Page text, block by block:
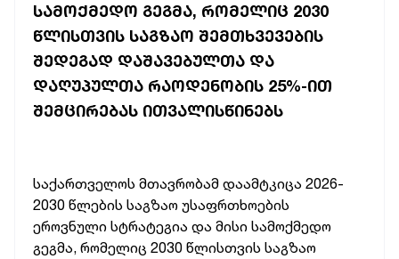
ᲡᲐᲛᲝᲥᲛᲔᲓᲝ ᲒᲔᲒᲛᲐ, ᲠᲝᲛᲔᲚᲘᲪ 2030
ᲬᲚᲘᲡᲗᲕᲘᲡ ᲡᲐᲒᲖᲐᲝ ᲨᲔᲛᲗᲮᲕᲔᲕᲔᲑᲘᲡ
ᲨᲔᲓᲔᲒᲐᲓ ᲓᲐᲨᲐᲕᲔᲑᲣᲚᲗᲐ ᲓᲐ
ᲓᲐᲦᲣᲞᲣᲚᲗᲐ ᲠᲐᲝᲓᲔᲜᲝᲑᲘᲡ 25%-ᲘᲗ
ᲨᲔᲛᲪᲘᲠᲔᲑᲐᲡ ᲘᲗᲕᲐᲚᲘᲡᲬᲘᲜᲔᲑᲡ
საქართველოს მთავრობამ დაამტკიცა 2026-
2030 წლების საგზაო უსაფრთხოების
ეროვნული სტრატეგია და მისი სამოქმედო
გეგმა, რომელიც 2030 წლისთვის საგზაო